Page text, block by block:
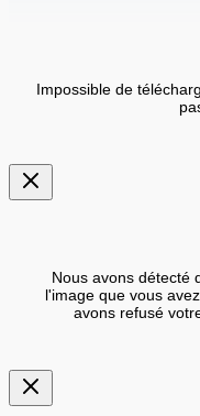
Impossible de
Nous avons détecté
l'image que vous
avons refusé